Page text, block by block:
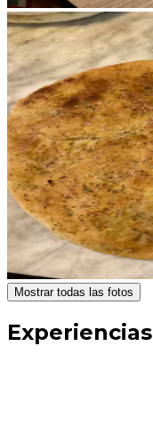
Mostrar todas las fotos
Experiencias